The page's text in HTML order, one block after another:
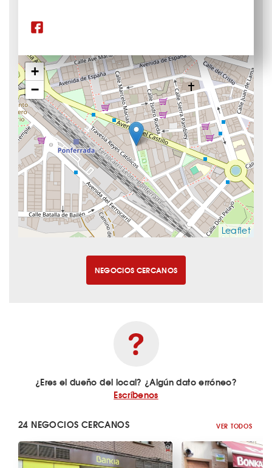
+
−
Leaflet
NEGOCIOS CERCANOS
¿Eres el dueño del local? ¿Algún dato erróneo?
Escríbenos
24 NEGOCIOS CERCANOS VER TODOS